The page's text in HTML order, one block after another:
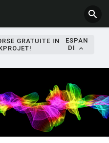
GRATUITE IN
ESPAN
DI